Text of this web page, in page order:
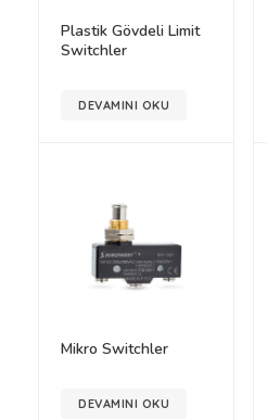
Plastik Gövdeli Limit
Switchler
DEVAMINI OKU
Mikro Switchler
DEVAMINI OKU